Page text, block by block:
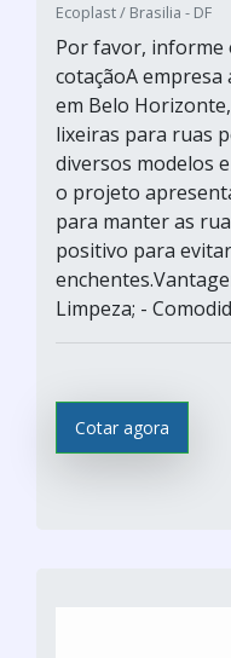
Ecoplast / Brasilia - DF
Por favor, informe
cotaçãoA empresa
em Belo
lixeiras para ruas
diversos modelos
o projeto
para manter as
positivo para
Limpeza; -
Cotar agora